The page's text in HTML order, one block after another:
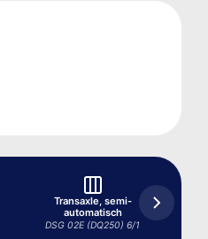
Transaxle, semi-
automatisch
DSG 02E (DQ250) 6/1